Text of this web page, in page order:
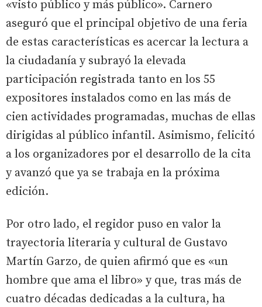
«visto público y más público». Carnero
aseguró que el principal objetivo de una feria
de estas características es acercar la lectura a
la ciudadanía y subrayó la elevada
participación registrada tanto en los 55
expositores instalados como en las más de
cien actividades programadas, muchas de ellas
dirigidas al público infantil. Asimismo, felicitó
a los organizadores por el desarrollo de la cita
y avanzó que ya se trabaja en la próxima
edición.
Por otro lado, el regidor puso en valor la
trayectoria literaria y cultural de Gustavo
Martín Garzo, de quien afirmó que es «un
hombre que ama el libro» y que, tras más de
cuatro décadas dedicadas a la cultura, ha